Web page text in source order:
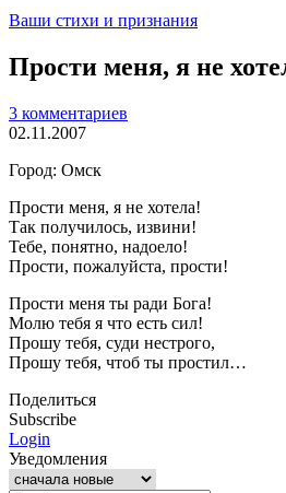
Ваши стихи и признания
Прости меня, я не
3 комментариев
02.11.2007
Город: Омск
Прости меня, я не хотела!
Так получилось, извини!
Тебе, понятно, надоело!
Прости, пожалуйста, прости!
Прости меня ты ради Бога!
Молю тебя я что есть сил!
Прошу тебя, суди нестрого,
Прошу тебя, чтоб ты простил…
Поделиться
Subscribe
Login
Уведомления